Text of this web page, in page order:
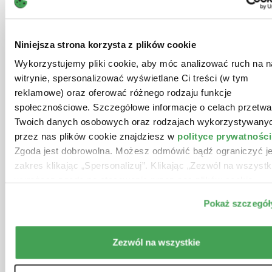
Niniejsza strona korzysta z plików cookie
Wykorzystujemy pliki cookie, aby móc analizować ruch na
witrynie, spersonalizować wyświetlane Ci treści (w tym
reklamowe) oraz oferować różnego rodzaju funkcje
społecznościowe. Szczegółowe informacje o celach
Twoich danych osobowych oraz rodzajach
przez nas plików cookie znajdziesz w polityce prywatności
Zgoda jest dobrowolna. Możesz odmówić bądź ograniczyć
zakres klikając „Spersonalizuj”. Klikając „Zezwól na
Pokaż
Zezwól na wszystkie
faktury, sankcje KSeF od 2027
r.
Zmiany w korektach VAT:
korekty in plus i in minus,
rozliczanie korekt „na bieżąco”,
nowe zasady dla faktur
ustrukturyzowanych.
Zmiany w JPK_VAT:
uproszczenia deklaracyjne,
Rozszerzenie możliwości
weryfikacji kontrahentów VAT.
Właściciele firm oraz osoby
zarządzające obszarem finansów.
Prowadzący:
Licencjonowany doradca podatkowy;
doktor nauk prawnych w dziedzinie
założyciel TAX-ES Kancelarii doradztwa